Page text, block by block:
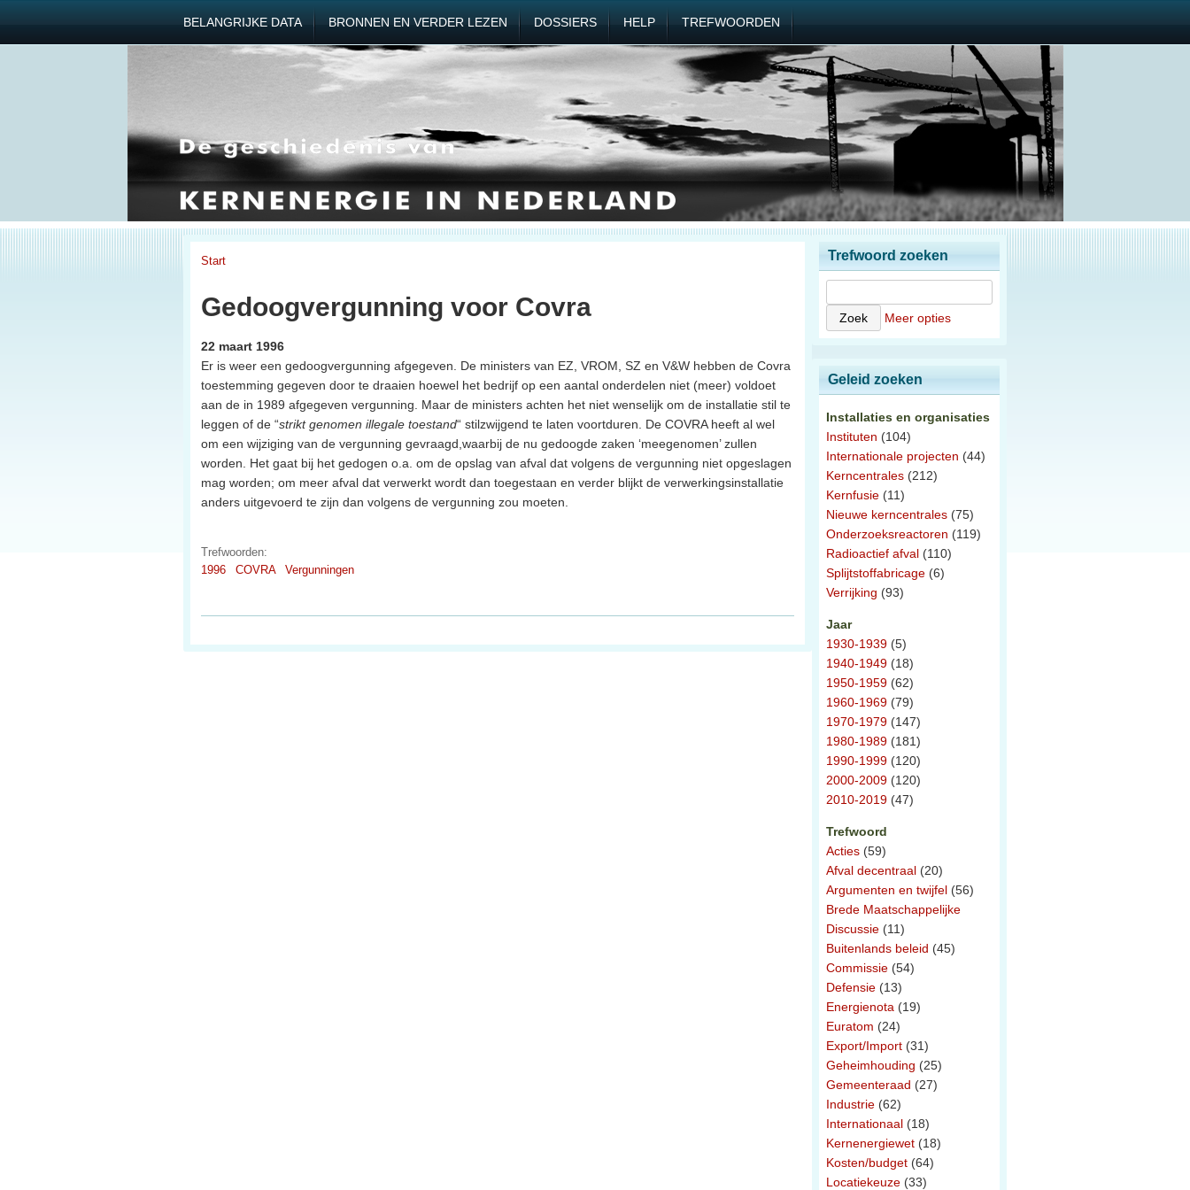
BELANGRIJKE DATA BRONNEN EN VERDER LEZEN DOSSIERS HELP TREFWOORDEN
Start
Gedoogvergunning voor Covra
22 maart 1996
Er is weer een gedoogvergunning afgegeven. De ministers van EZ, VROM, SZ en V&W hebben de Covra
toestemming gegeven door te draaien hoewel het bedrijf op een aantal onderdelen niet (meer) voldoet
aan de in 1989 afgegeven vergunning. Maar de ministers achten het niet wenselijk om de installatie stil te
leggen of de “strikt genomen illegale toestand“ stilzwijgend te laten voortduren. De COVRA heeft al wel
om een wijziging van de vergunning gevraagd,waarbij de nu gedoogde zaken ‘meegenomen’ zullen
worden. Het gaat bij het gedogen o.a. om de opslag van afval dat volgens de vergunning niet opgeslagen
mag worden; om meer afval dat verwerkt wordt dan toegestaan en verder blijkt de verwerkingsinstallatie
anders uitgevoerd te zijn dan volgens de vergunning zou moeten.
Trefwoorden:
1996
COVRA Vergunningen
Trefwoord zoeken
Meer opties
Geleid zoeken
Installaties en organisaties
Instituten (104)
Internationale projecten (44)
Kerncentrales (212)
Kernfusie (11)
Nieuwe kerncentrales (75)
Onderzoeksreactoren (119)
Radioactief afval (110)
Splijtstoffabricage (6)
Verrijking (93)
Jaar
1930-1939 (5)
1940-1949 (18)
1950-1959 (62)
1960-1969 (79)
1970-1979 (147)
1980-1989 (181)
1990-1999 (120)
2000-2009 (120)
2010-2019 (47)
Trefwoord
Acties (59)
Afval decentraal (20)
Argumenten en twijfel (56)
Brede Maatschappelijke
Discussie (11)
Buitenlands beleid (45)
Commissie (54)
Defensie (13)
Energienota (19)
Euratom (24)
Export/Import (31)
Geheimhouding (25)
Gemeenteraad (27)
Industrie (62)
Internationaal (18)
Kernenergiewet (18)
Kosten/budget (64)
Locatiekeuze (33)